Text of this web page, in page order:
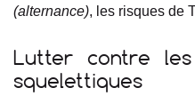
(alternance), les risques de
Lutter contre les
squelettiques